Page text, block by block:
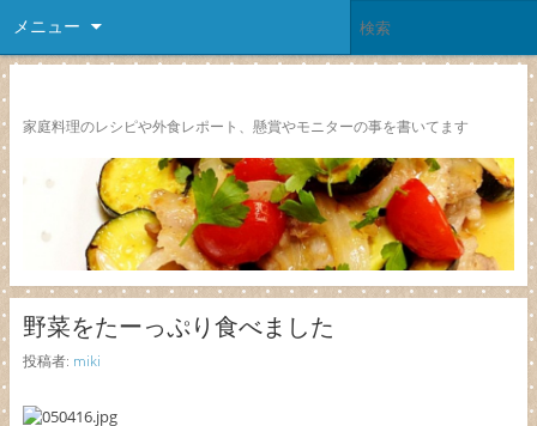
メニュー
家庭料理のレシピや外食レポート、懸賞やモニターの事を書いてます
野菜をたーっぷり食べました
投稿者: miki